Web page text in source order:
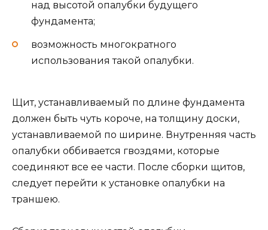
над высотой опалубки будущего
фундамента;
возможность многократного
использования такой опалубки.
Щит, устанавливаемый по длине фундамента
должен быть чуть короче, на толщину доски,
устанавливаемой по ширине. Внутренняя часть
опалубки оббивается гвоздями, которые
соединяют все ее части. После сборки щитов,
следует перейти к установке опалубки на
траншею.